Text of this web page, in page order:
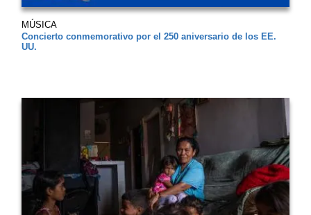
MÚSICA
Concierto conmemorativo por el 250 aniversario de los EE.
UU.